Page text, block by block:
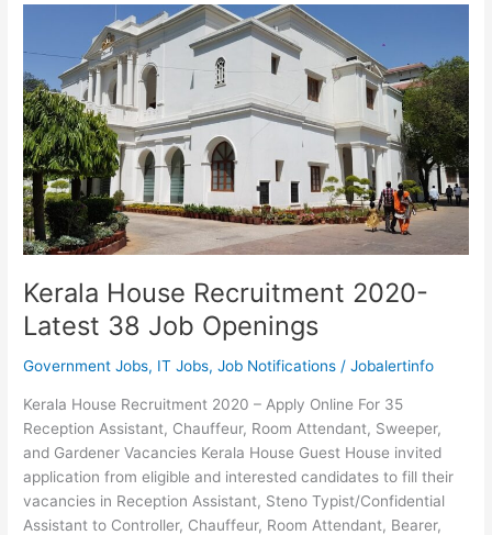
Corporation
Recruitment
2020
Kerala House Recruitment 2020-
Latest 38 Job Openings
Government Jobs, IT Jobs,Job Notifications /Jobalertinfo
Kerala House Recruitment 2020 – Apply Online For 35
Reception Assistant, Chauffeur, Room Attendant, Sweeper,
and Gardener Vacancies Kerala House Guest House invited
application from eligible and interested candidates to fill their
vacancies in Reception Assistant, Steno Typist/Confidential
Assistant to Controller, Chauffeur, Room Attendant, Bearer,